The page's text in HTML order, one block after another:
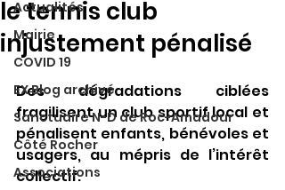
Actualités
Mairie
COVID 19
EX Blog archivé
Sanctuaire N-D de Roc-Amadour
Côté Rocher
Associations
le tennis club
injustement pénalisé
Des dégradations ciblées
fragilisent un club sportif local et
pénalisent enfants, bénévoles et
usagers, au mépris de l’intérêt
collectif.